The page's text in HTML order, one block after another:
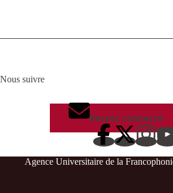
Nous suivre
Restez connecté
Agence Universitaire de la